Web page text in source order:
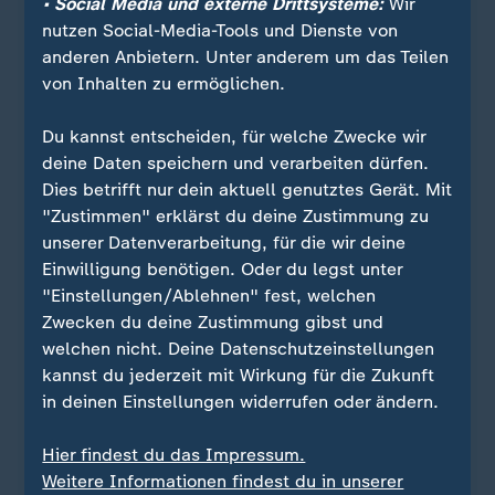
Quelle: dpa
Im Jahr 2024 haben die Richterinnen und
Richter in Karlsruhe 4.890 Verfahren erledigt.
Im gleichen Zeitraum gab es 4.640 neue
Eingänge - der Großteil davon, etwa 96
Prozent, waren Verfassungsbeschwerden.
der Verfahrenszahlen beobachten. Dafür, so
das Gericht, nehme die Komplexität der
nutzen Social-Media-Tools und Dienste von
anderen Anbietern. Unter anderem um das Teilen
von Inhalten zu ermöglichen.
Du kannst entscheiden, für welche Zwecke wir
deine Daten speichern und verarbeiten dürfen.
Dies betrifft nur dein aktuell genutztes Gerät. Mit
"Zustimmen" erklärst du deine Zustimmung zu
unserer Datenverarbeitung, für die wir deine
Einwilligung benötigen. Oder du legst unter
"Einstellungen/Ablehnen" fest, welchen
Zwecken du deine Zustimmung gibst und
welchen nicht. Deine Datenschutzeinstellungen
kannst du jederzeit mit Wirkung für die Zukunft
in deinen Einstellungen widerrufen oder ändern.
Hier findest du das Impressum.
Weitere Informationen findest du in unserer